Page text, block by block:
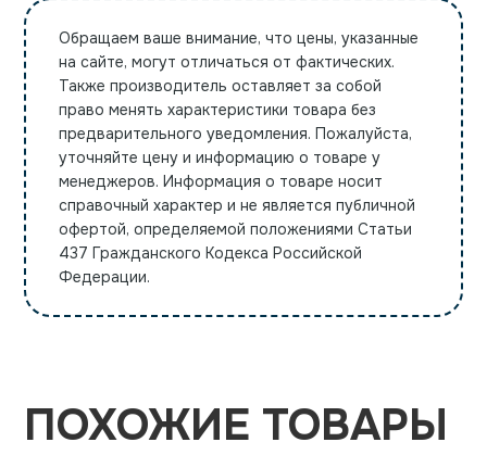
Обращаем ваше внимание, что цены, указанные
на сайте, могут отличаться от фактических.
Также производитель оставляет за собой
право менять характеристики товара без
предварительного уведомления. Пожалуйста,
уточняйте цену и информацию о товаре у
менеджеров. Информация о товаре носит
справочный характер и не является публичной
офертой, определяемой положениями Статьи
437 Гражданского Кодекса Российской
Федерации.
ПОХОЖИЕ ТОВАРЫ